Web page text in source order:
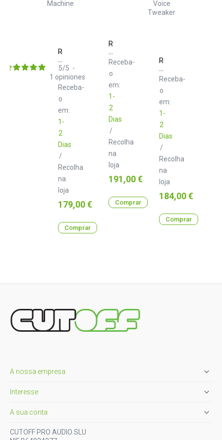
Roland
Aira
Compact
T-
8
Beat
Machine
Receba-
o
em:
1-
2
Dias
/
Recolha
na
loja
5/5 -
1 opiniones
Preço
179,00 €
Comprar
Roland
Aira
Compact
J-
6
Chord
Synthesizer
Receba-
o
em:
1-
2
Dias
/
Recolha
na
loja
Preço
191,00 €
Comprar
Roland
E-
4
Voice
Tweaker
Receba-
o
em:
1-
2
Dias
/
Recolha
na
loja
Preço
184,00 €
Comprar
A nossa empresa 
Interesse 
A sua conta 
CUTOFF PRO AUDIO SLU